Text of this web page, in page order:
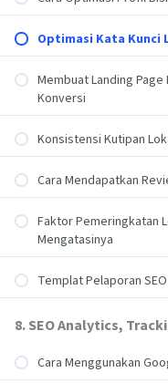
Optimasi Kata Kunci
Membuat Landing
Konversi
Konsistensi Kutipan
Cara Mendapatkan
Faktor Pemeringkatan
Mengatasinya
Templat Pelaporan
8. SEO Analytics,
Cara Menggunakan